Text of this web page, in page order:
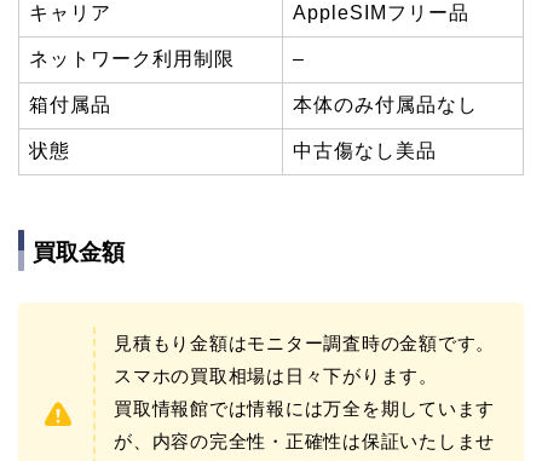
キャリア AppleSIMフリー品
ネットワーク利用制限 –
箱付属品 本体のみ付属品なし
状態 中古傷なし美品
買取金額
見積もり金額はモニター調査時の金額です。
スマホの買取相場は日々下がります。
買取情報館では情報には万全を期しています
が、内容の完全性・正確性は保証いたしませ